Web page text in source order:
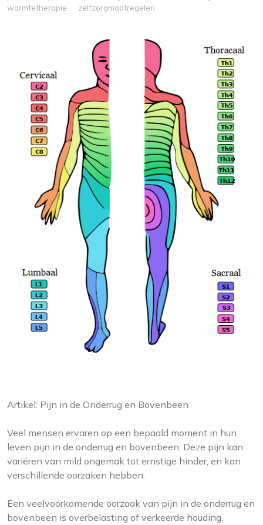
warmtetherapie
zelfzorgmaatregelen
Artikel: Pijn in de Onderrug en Bovenbeen
Veel mensen ervaren op een bepaald moment in hun
leven pijn in de onderrug en bovenbeen. Deze pijn kan
variëren van mild ongemak tot ernstige hinder, en kan
verschillende oorzaken hebben.
Een veelvoorkomende oorzaak van pijn in de onderrug en
bovenbeen is overbelasting of verkeerde houding.